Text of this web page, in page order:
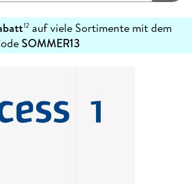
12auf viele Sortimente mit dem
SOMMER13